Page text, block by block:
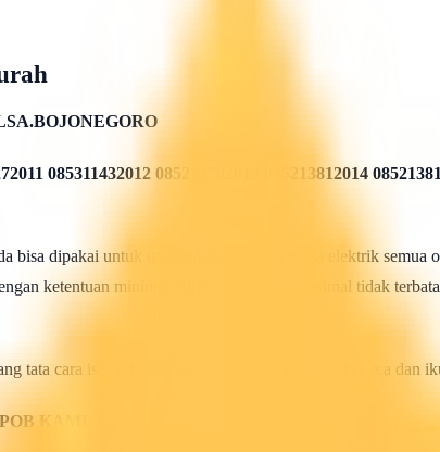
085311432012 085213782013 085213812014
bisa dipakai untuk melakukan isi ulang pulsa elektrik
ketentuan minimal 50rb rupiah dan maksimal tidak
tata cara isi saldo deposit pulsa ini silahkan anda baca dan
KAMI